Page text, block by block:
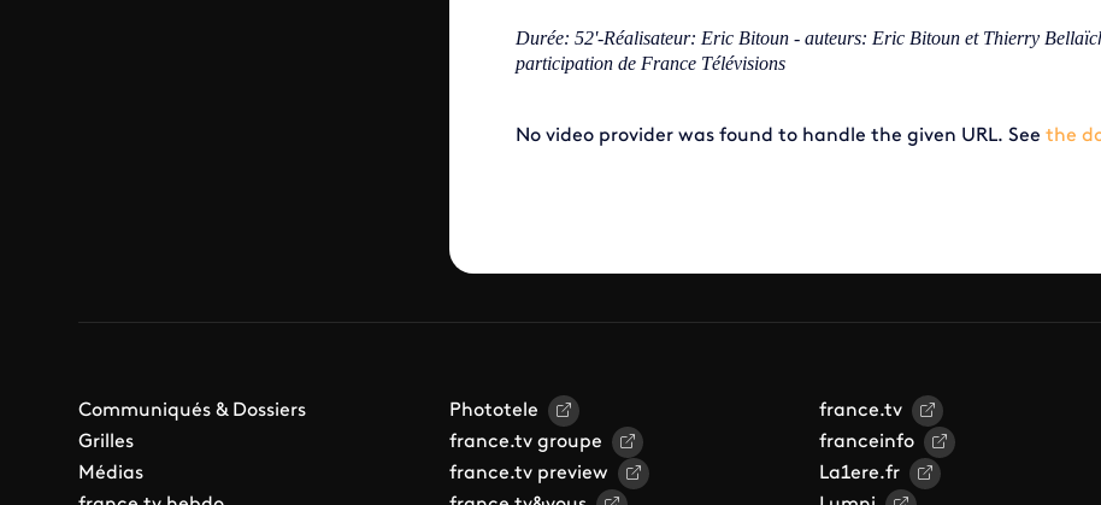
Durée: 52'-Réalisateur: Eric Bitoun - auteurs: Eric Bitoun et Thierry
participation de France Télévisions
No video provider was found to handle the given URL. See the
Communiqués & Dossiers
Grilles
Médias
Phototele
france.tv groupe
france.tv preview
france.tv
franceinfo
La1ere.fr